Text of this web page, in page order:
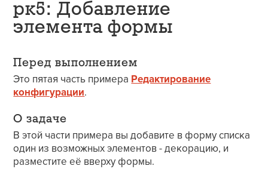
рк5: Добавление
элемента формы
Перед выполнением
Это пятая часть примера Редактирование
конфигурации.
О задаче
В этой части примера вы добавите в форму списка
один из возможных элементов - декорацию, и
разместите её вверху формы.